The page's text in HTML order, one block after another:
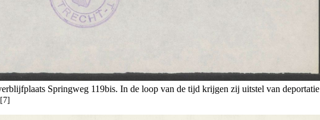
Springweg 119bis. In de loop van de tijd krijgen zij uitstel van deportatie
[7]